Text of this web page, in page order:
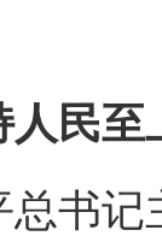
民至
记